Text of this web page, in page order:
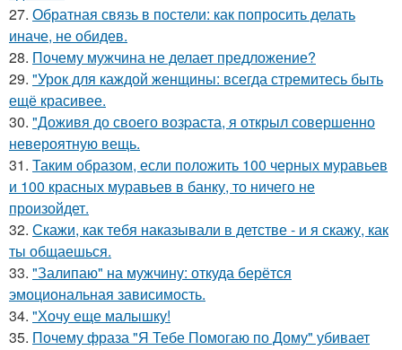
27. Обратная связь в постели: как попросить делать
иначе, не обидев.
28. Почему мужчина не делает предложение?
29. "Урок для каждой женщины: всегда стремитесь быть
ещё красивее.
30. "Доживя до своего возpаста, я открыл совершенно
невероятную вещь.
31. Таким образом, если положить 100 черных муравьев
и 100 красных муравьев в банку, то ничего не
произойдет.
32. Скажи, как тебя наказывали в детстве - и я скажу, как
ты общаешься.
33. "Залипаю" на мужчину: откуда берётся
эмоциональная зависимость.
34. "Хочу еще малышку!
35. Почему фраза "Я Тебе Помогаю по Дому" убивает